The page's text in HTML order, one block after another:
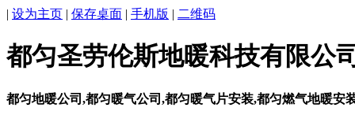
| 设为主页 | 保存桌面 | 手机版 | 二维码
都匀圣劳伦斯地暖科技有限公
都匀地暖公司,都匀暖气公司,都匀暖气片安装,都匀燃气地暖安